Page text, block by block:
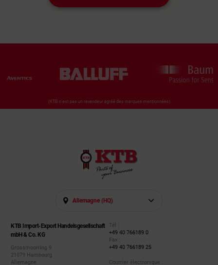
(KTB n'est pas un revendeur agréé des marques mentionnées)
Allemagne (HQ)
KTB Import-Export Handelsgesellschaft
mbH & Co. KG
Grossmoorring 9
21079 Hambourg
Allemagne
Tél :
+49 40 766189 0
Fax :
+49 40 766189 25
Courrier électronique :